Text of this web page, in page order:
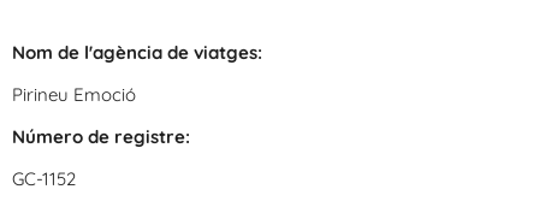
Nom de l'agència de viatges:
Pirineu Emoció
Número de registre:
GC-1152